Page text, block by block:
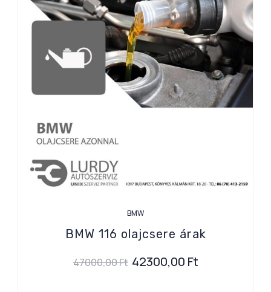
BMW
BMW 116 olajcsere árak
47000,00Ft 42300,00 Ft